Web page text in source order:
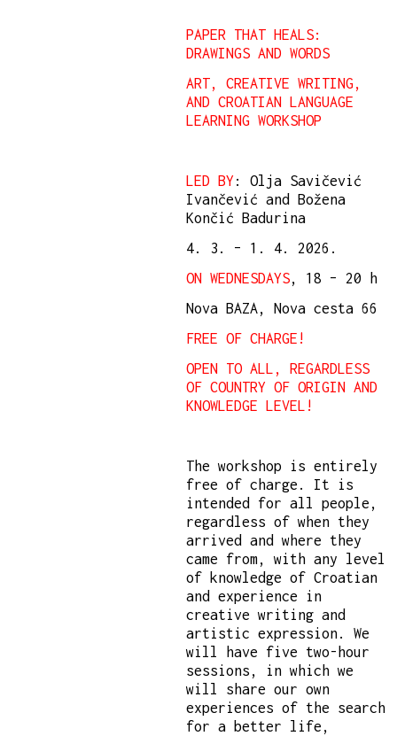
PAPER THAT HEALS:
DRAWINGS AND WORDS
ART, CREATIVE WRITING,
AND CROATIAN LANGUAGE
LEARNING WORKSHOP
LED BY : Olja Savičević
Ivančević and Božena
Končić Badurina
4. 3. – 1. 4. 2026.
ON WEDNESDAYS, 18 – 20 h
Nova BAZA, Nova cesta 66
FREE OF CHARGE!
OPEN TO ALL, REGARDLESS
OF COUNTRY OF ORIGIN AND
KNOWLEDGE LEVEL!
The workshop is entirely
free of charge. It is
intended for all people,
regardless of when they
arrived and where they
came from, with any level
of knowledge of Croatian
and experience in
creative writing and
artistic expression. We
will have five two-hour
sessions, in which we
will share our own
experiences of the search
for a better life,